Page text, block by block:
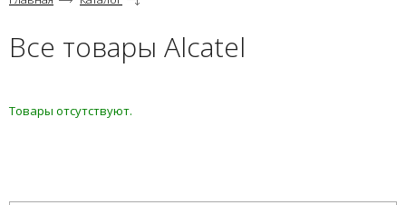
Все товары Alcatel
Товары отсутствуют.